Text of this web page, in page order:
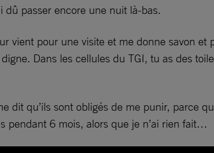
dû passer encore une nuit là-bas.
pour une visite et me donne savon et
Dans les cellules du TGI, tu as des
dit qu’ils sont obligés de me punir, parce
pendant 6 mois, alors que je n’ai rien fait…